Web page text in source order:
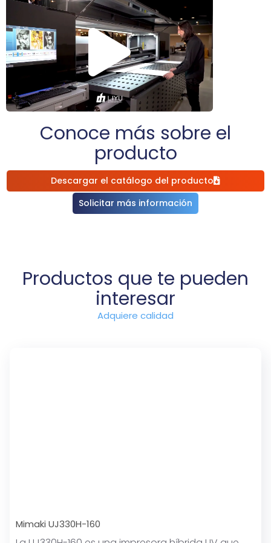
Conoce más sobre el
producto
Descargar el catálogo del producto
Solicitar más información
Productos que te pueden
interesar
Adquiere calidad
Mimaki UJ330H-160